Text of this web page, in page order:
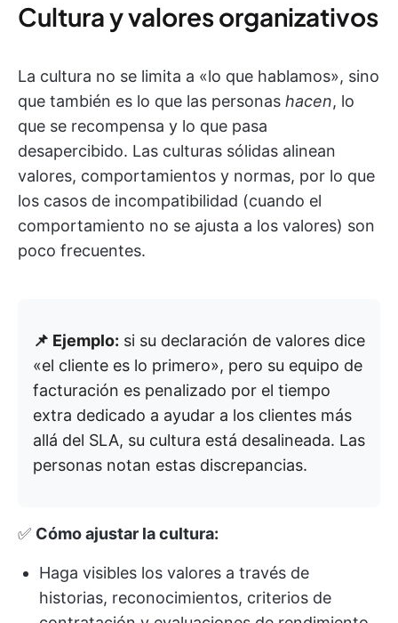
Cultura y valores organizativos
La cultura no se limita a «lo que hablamos», sino
que también es lo que las personas hacen, lo
que se recompensa y lo que pasa
desapercibido. Las culturas sólidas alinean
valores, comportamientos y normas, por lo que
los casos de incompatibilidad (cuando el
comportamiento no se ajusta a los valores) son
poco frecuentes.
📌 Ejemplo: si su declaración de valores dice
«el cliente es lo primero», pero su equipo de
facturación es penalizado por el tiempo
extra dedicado a ayudar a los clientes más
allá del SLA, su cultura está desalineada. Las
personas notan estas discrepancias.
✅ Cómo ajustar la cultura:
Haga visibles los valores a través de
historias, reconocimientos, criterios de